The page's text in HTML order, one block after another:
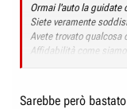
Ormai l'auto la guidate
Siete veramente
Avete trovato qualcosa
Affidabilità come
qualche
Sarebbe però